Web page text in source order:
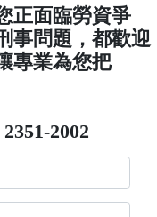
正面臨勞資爭
事問題，都歡迎
專業為您把
2002